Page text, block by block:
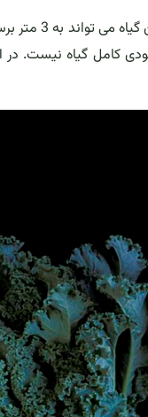
در جزایر قناری و مناطقی که
کامل گیاه نیست.